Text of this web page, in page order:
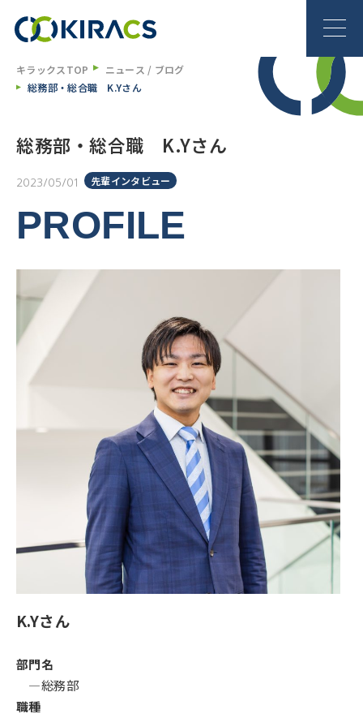
キラックスTOP
ニュース / ブログ
総務部・総合職 K.Yさん
総務部・総合職 K.Yさん
2023/05/01 先輩インタビュー
PROFILE
K.Yさん
部門名
―総務部
職種